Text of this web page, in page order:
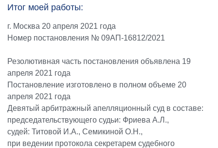
Итог моей работы:
г. Москва 20 апреля 2021 года
Номер постановления № 09АП-16812/2021
Резолютивная часть постановления объявлена 19
апреля 2021 года
Постановление изготовлено в полном объеме 20
апреля 2021 года
Девятый арбитражный апелляционный суд в составе:
председательствующего судьи: Фриева А.Л.,
судей: Титовой И.А., Семикиной О.Н.,
при ведении протокола секретарем судебного